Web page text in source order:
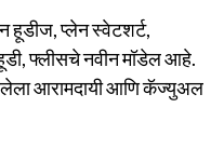
हूडीज, प्लेन स्वेटशर्ट,
हूडी, फ्लीसचे नवीन मॉडेल आहे.
आरामदायी आणि कॅज्युअल